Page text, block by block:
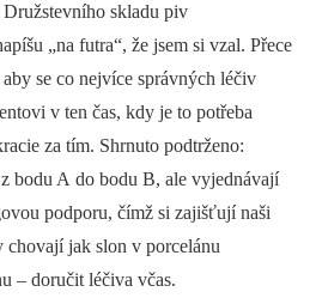
Družstevního skladu piv
„na futra“, že jsem si vzal. Přece
se co nejvíce správných léčiv
v ten čas, kdy je to potřeba
za tím. Shrnuto podtrženo:
bodu A do bodu B, ale vyjednávají
podporu, čímž si zajišťují naši
chovají jak slon v porcelánu
–⁠ doručit léčiva včas.